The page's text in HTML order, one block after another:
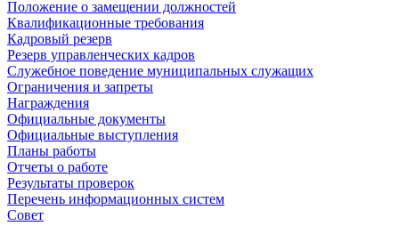
Положение о замещении должностей
Квалификационные требования
Кадровый резерв
Резерв управленческих кадров
Служебное поведение муниципальных служащих
Ограничения и запреты
Награждения
Официальные документы
Официальные выступления
Планы работы
Отчеты о работе
Результаты проверок
Перечень информационных систем
Совет